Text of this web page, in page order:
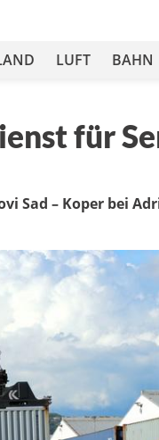
LUFT BAHN
für
Sad – Koper bei